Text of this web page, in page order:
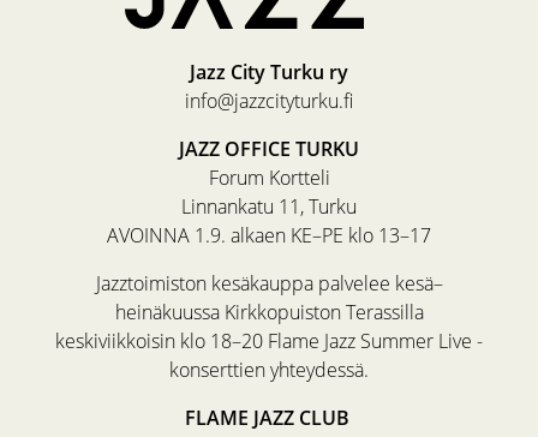
Jazz City Turku ry
info@jazzcityturku.fi
JAZZ OFFICE TURKU
Forum Kortteli
Linnankatu 11, Turku
AVOINNA 1.9. alkaen KE–PE klo 13–17
Jazztoimiston kesäkauppa palvelee kesä–
heinäkuussa Kirkkopuiston Terassilla
keskiviikkoisin klo 18–20 Flame Jazz Summer Live -
konserttien yhteydessä.
FLAME JAZZ CLUB